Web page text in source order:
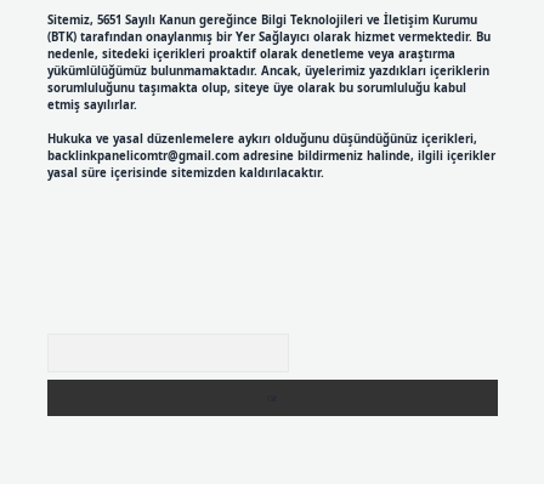
Sitemiz, 5651 Sayılı Kanun gereğince Bilgi Teknolojileri ve İletişim Kurumu
(BTK) tarafından onaylanmış bir Yer Sağlayıcı olarak hizmet vermektedir. Bu
nedenle, sitedeki içerikleri proaktif olarak denetleme veya araştırma
yükümlülüğümüz bulunmamaktadır. Ancak, üyelerimiz yazdıkları içeriklerin
sorumluluğunu taşımakta olup, siteye üye olarak bu sorumluluğu kabul
etmiş sayılırlar.
Hukuka ve yasal düzenlemelere aykırı olduğunu düşündüğünüz içerikleri,
backlinkpanelicomtr@gmail.comadresine bildirmeniz halinde, ilgili içerikler
yasal süre içerisinde sitemizden kaldırılacaktır.